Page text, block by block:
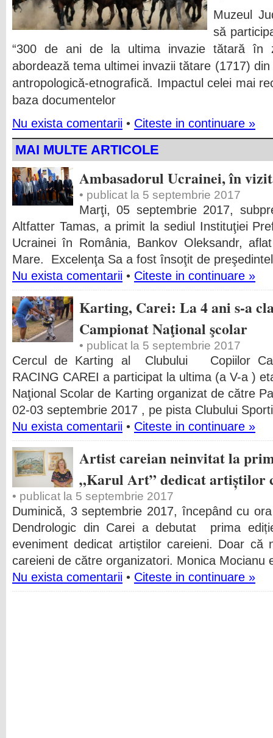
Muzeul
să
“300 de ani de la ultima invazie tătară în
abordează tema ultimei invazii tătare (1717)
antropologică-etnografică. Impactul celei mai
baza documentelor
Nu exista comentarii • Citeste in continuare »
MAI MULTE ARTICOLE
Ambasadorul Ucrainei, în
• publicat la 5 septembrie 2017
Marţi, 05 septembrie 2017,
Altfatter Tamas, a primit la sediul Instituţiei
Ucrainei în România, Bankov Oleksandr,
Mare. Excelenţa Sa a fost însoţit de
Nu exista comentarii • Citeste in continuare »
Karting, Carei: La 4 ani s-a
Campionat Naţional şcolar
• publicat la 5 septembrie 2017
Cercul de Karting al Clubului Copiilor
RACING CAREI a participat la ultima (a V-a )
Naţional Scolar de Karting organizat de către
02-03 septembrie 2017 , pe pista Clubului
Nu exista comentarii • Citeste in continuare »
Artist careian neinvitat la
„Karul Art” dedicat artiștilor
• publicat la 5 septembrie 2017
Duminică, 3 septembrie 2017, începând cu
Dendrologic din Carei a debutat prima
eveniment dedicat artiștilor careieni. Doar
careieni de către organizatori. Monica Mocianu
Nu exista comentarii • Citeste in continuare »